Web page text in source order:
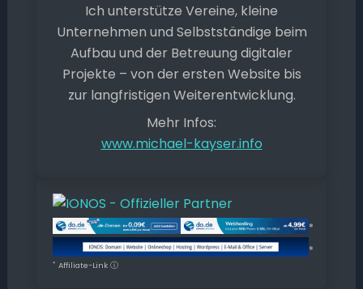
Ich unterstütze Vereine, kleine
Unternehmen und Selbstständige beim
Aufbau und der Betreuung digitaler
Projekte – von der ersten Website bis
zur langfristigen Weiterentwicklung.
Mehr Infos:
www.michael-kayser.info
*
*
* Affiliate-Link ⓘ